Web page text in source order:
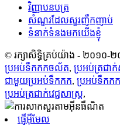
វិញ្ញាបនបត្រ
សំណួរដែលសួរញឹកញាប់
ទំនាក់ទំនងមកយើងខ្ញុំ
© រក្សាសិទ្ធិគ្រប់យ៉ាង - ២០១០-
ប្រអប់ទឹកកកចល័ត, ប្រអប់ត្រជា
ជាមួយប្រអប់ទឹកកក, ប្រអប់ទឹកក
ប្រអប់ត្រជាក់វេជ្ជសាស្ត្រ,
ផ្ញើអ៊ីមែល